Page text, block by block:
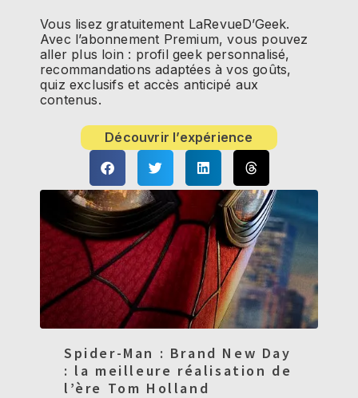
Vous lisez gratuitement LaRevueD’Geek.
Avec l’abonnement Premium, vous pouvez
aller plus loin : profil geek personnalisé,
recommandations adaptées à vos goûts,
quiz exclusifs et accès anticipé aux
contenus.
Découvrir l’expérience
Spider-Man : Brand New Day
: la meilleure réalisation de
l’ère Tom Holland